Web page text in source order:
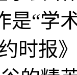
是“学
时报